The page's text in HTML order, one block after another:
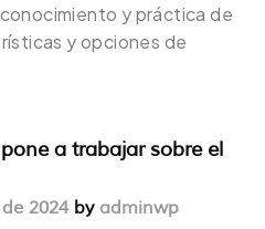
y práctica de
y opciones de
a trabajar sobre el
2024by adminwp